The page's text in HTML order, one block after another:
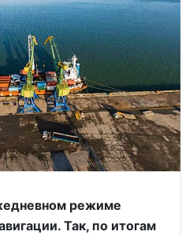
режиме
Так, по итогам